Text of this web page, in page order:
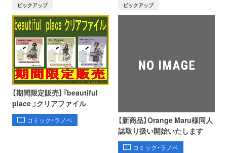
ピックアップ
【期間限定販売】『beautiful
place 』クリアファイル
コミック・ラノベ
ピックアップ
【新商品】Orange Maru様同人
誌取り扱い開始いたします
コミック・ラノベ